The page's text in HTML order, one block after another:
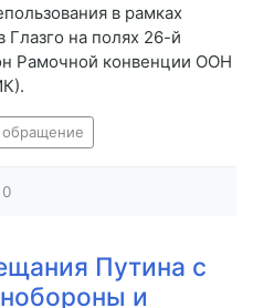
в рамках
на полях 26-й
Рамочной конвенции ООН
обращение
0
Путина с
и